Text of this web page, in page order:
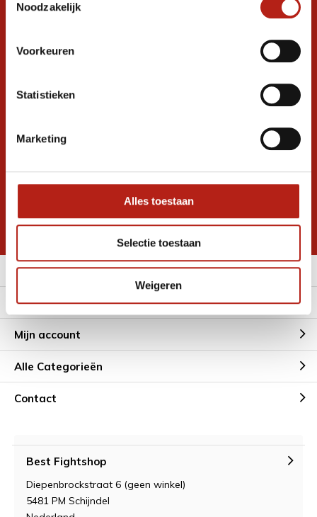
Noodzakelijk
Voorkeuren
Statistieken
Marketing
Alles toestaan
Selectie toestaan
Weigeren
Stel je vraag in de chat, en we helpen je
graag verder. 24/7
Volg ons
promoties
* Lees hier de wettelijke beperkingen
Meer informatie
Klantenservice
Mijn account
Alle Categorieën
Contact
Best Fightshop
Diepenbrockstraat 6 (geen winkel)
5481 PM Schijndel